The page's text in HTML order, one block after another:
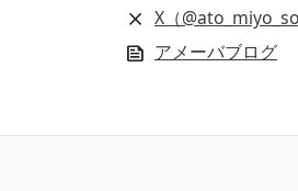
close X（
news アメーバブログ